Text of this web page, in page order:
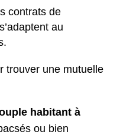
contrats de
au
trouver une mutuelle
habitant à
ou bien